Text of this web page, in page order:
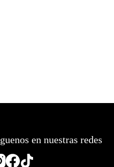
en nuestras redes